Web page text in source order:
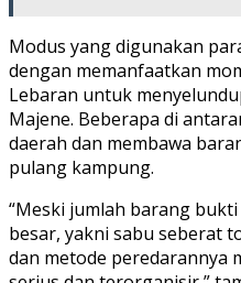
Modus yang digunakan
dengan memanfaatkan
Lebaran untuk
Majene. Beberapa di
daerah dan membawa
pulang kampung.
“Meski jumlah barang
besar, yakni sabu seberat
dan metode peredarannya